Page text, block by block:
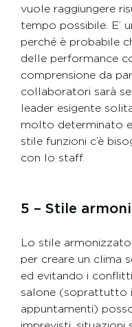
vuole raggiungere
tempo possibile. E’
perché è probabile
delle performance
comprensione da
collaboratori sarà
leader esigente
molto determinato
stile funzioni c’è
con lo staff.
5 – Stile
Lo stile
per creare un clima
ed evitando i
salone (soprattutto
appuntamenti)